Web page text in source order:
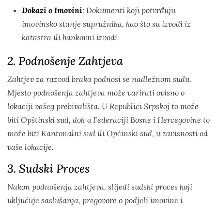
Dokazi o Imovini: Dokumenti koji potvrđuju
imovinsko stanje supružnika, kao što su izvodi iz
katastra ili bankovni izvodi.
2. Podnošenje Zahtjeva
Zahtjev za razvod braka podnosi se nadležnom sudu.
Mjesto podnošenja zahtjeva može varirati ovisno o
lokaciji vašeg prebivališta. U Republici Srpskoj to može
biti Opštinski sud, dok u Federaciji Bosne i Hercegovine to
može biti Kantonalni sud ili Općinski sud, u zavisnosti od
vaše lokacije.
3. Sudski Proces
Nakon podnošenja zahtjeva, slijedi sudski proces koji
uključuje saslušanja, pregovore o podjeli imovine i